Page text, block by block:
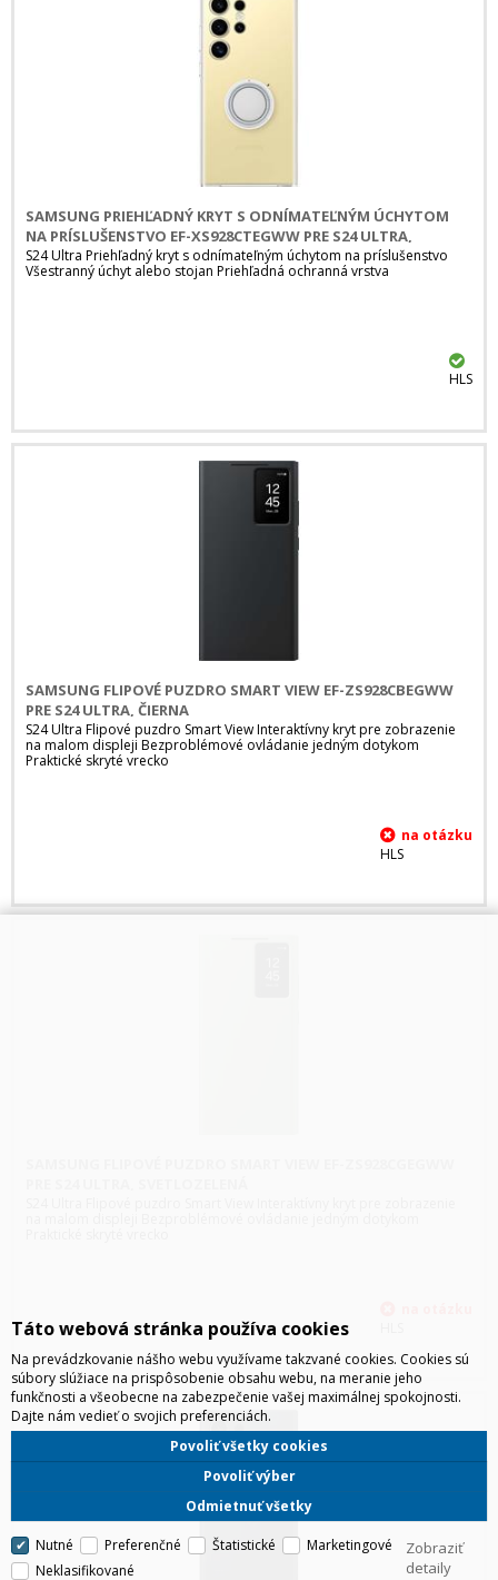
SAMSUNG PRIEHĽADNÝ KRYT S ODNÍMATEĽNÝM ÚCHYTOM
NA PRÍSLUŠENSTVO EF-XS928CTEGWW PRE S24 ULTRA,
PRIEHĽADNÁ
S24 Ultra Priehľadný kryt s odnímateľným úchytom na príslušenstvo
Všestranný úchyt alebo stojan Priehľadná ochranná vrstva
HLS
SAMSUNG FLIPOVÉ PUZDRO SMART VIEW EF-ZS928CBEGWW
PRE S24 ULTRA, ČIERNA
S24 Ultra Flipové puzdro Smart View Interaktívny kryt pre zobrazenie
na malom displeji Bezproblémové ovládanie jedným dotykom
Praktické skryté vrecko
HLS
Táto webová stránka používa cookies
Na prevádzkovanie nášho webu využívame takzvané cookies. Cookies sú
súbory slúžiace na prispôsobenie obsahu webu, na meranie jeho
funkčnosti a všeobecne na zabezpečenie vašej maximálnej spokojnosti.
Dajte nám vedieť o svojich preferenciách.
Odmietnuť všetky
Povoliť výber
Povoliť všetky cookies
Nutné Preferenčné Štatistické
Marketingové
Neklasifikované
Zobraziť
detaily